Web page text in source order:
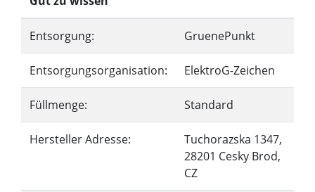
Entsorgung: GruenePunkt
Entsorgungsorganisation: ElektroG-Zeichen
Füllmenge: Standard
Hersteller Adresse:
Tuchorazska 1347,
28201 Cesky Brod,
CZ